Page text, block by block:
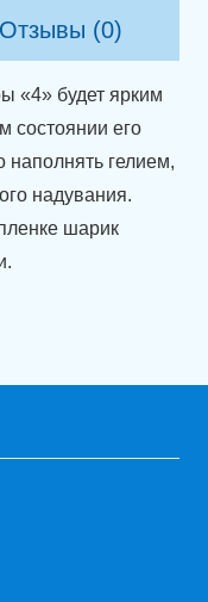
Отзывы (0)
«4» будет ярким
состоянии его
наполнять гелием,
надувания.
шарик